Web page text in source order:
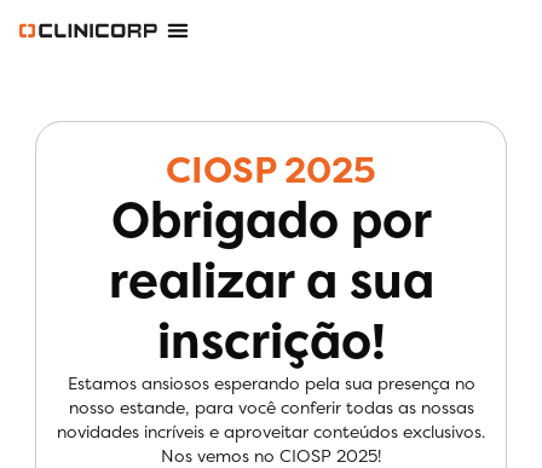
CIOSP 2025
Obrigado por
realizar a sua
inscrição!
Estamos ansiosos esperando pela sua presença no
nosso estande, para você conferir todas as nossas
novidades incríveis e aproveitar conteúdos exclusivos.
Nos vemos no CIOSP 2025!